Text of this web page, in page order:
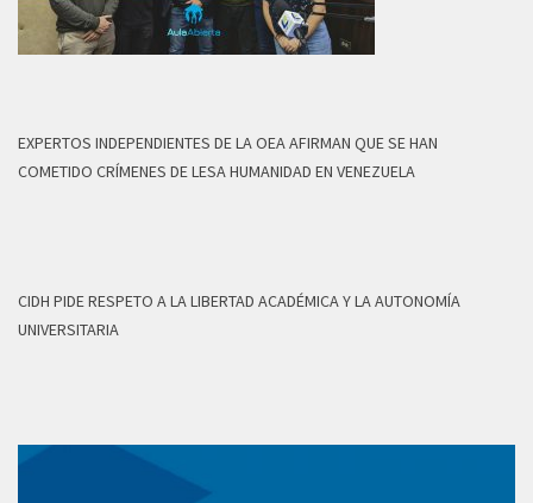
EXPERTOS INDEPENDIENTES DE LA OEA AFIRMAN QUE SE HAN
COMETIDO CRÍMENES DE LESA HUMANIDAD EN VENEZUELA
CIDH PIDE RESPETO A LA LIBERTAD ACADÉMICA Y LA AUTONOMÍA
UNIVERSITARIA